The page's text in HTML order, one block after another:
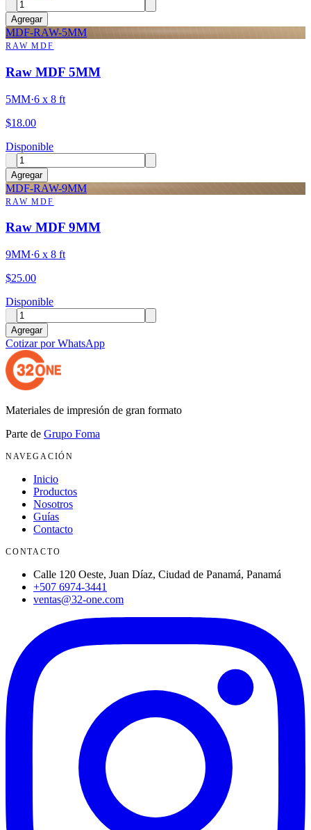
Agregar
MDF-RAW-5MM
RAW MDF
Raw MDF 5MM
5MM·6 x 8 ft
$18.00
Disponible
Agregar
MDF-RAW-9MM
RAW MDF
Raw MDF 9MM
9MM·6 x 8 ft
$25.00
Disponible
Agregar
Cotizar por WhatsApp
Materiales de impresión de gran formato
Parte de Grupo Foma
NAVEGACIÓN
Inicio
Productos
Nosotros
Guías
Contacto
CONTACTO
Calle 120 Oeste, Juan Díaz, Ciudad de Panamá, Panamá
+507 6974-3441
ventas@32-one.com